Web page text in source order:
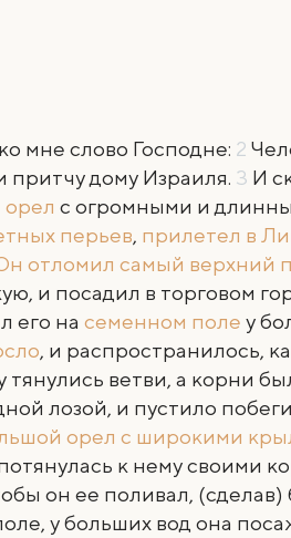
мне слово Господне: 2
притчу дому Израиля. 3 И
с огромными и
перьев, прилетел в
отломил самый верхний
и посадил в торговом
его на семенном поле у
, и распространилось,
тянулись ветви, а корни
лозой, и пустило
орел с широкими
к нему своими
он ее поливал, (сделав)
у больших вод она